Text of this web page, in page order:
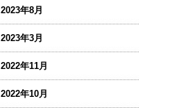
2023年8月
2023年3月
2022年11月
2022年10月